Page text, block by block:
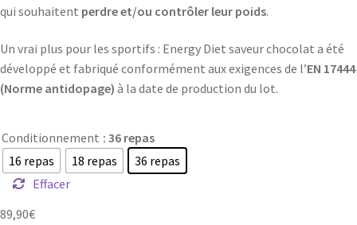
qui souhaitent perdre et/ou contrôler leur poids.
Un vrai plus pour les sportifs : Energy Diet saveur chocolat a été
développé et fabriqué conformément aux exigences de l’EN 17444
(Norme antidopage) à la date de production du lot.
Conditionnement : 36 repas
16 repas
18 repas
36 repas
Effacer
89,90€